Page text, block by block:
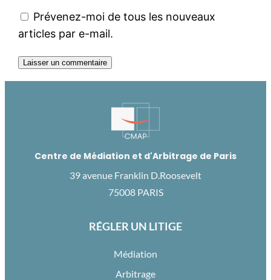
Prévenez-moi de tous les nouveaux
articles par e-mail.
Centre de Médiation et d'Arbitrage de Paris
39 avenue Franklin D.Roosevelt
75008 PARIS
RÉGLER UN LITIGE
Médiation
Arbitrage